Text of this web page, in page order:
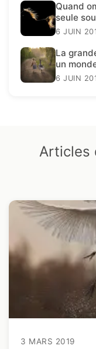
Quand
seule
présent.
6 JUIN
La
un
6 JUIN
Articles
3 MARS 2019